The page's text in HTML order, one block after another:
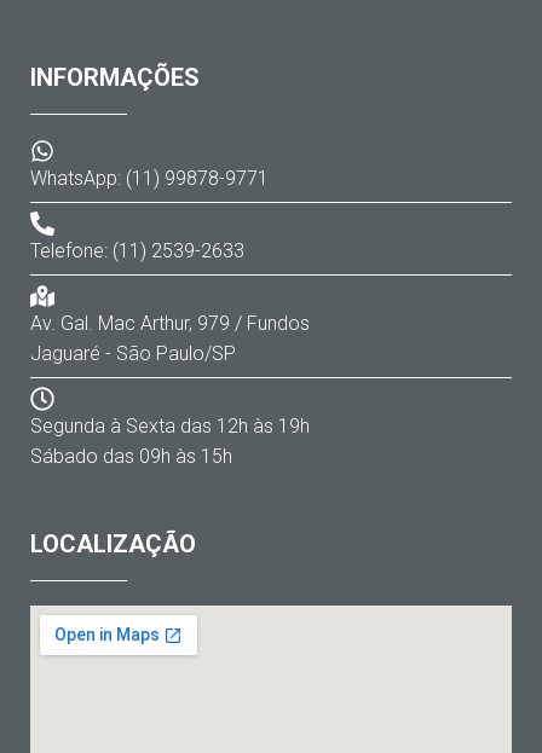
INFORMAÇÕES
WhatsApp: (11) 99878-9771
Telefone: (11) 2539-2633
Av. Gal. Mac Arthur, 979 / Fundos
Jaguaré - São Paulo/SP
Segunda à Sexta das 12h às 19h
Sábado das 09h às 15h
LOCALIZAÇÃO